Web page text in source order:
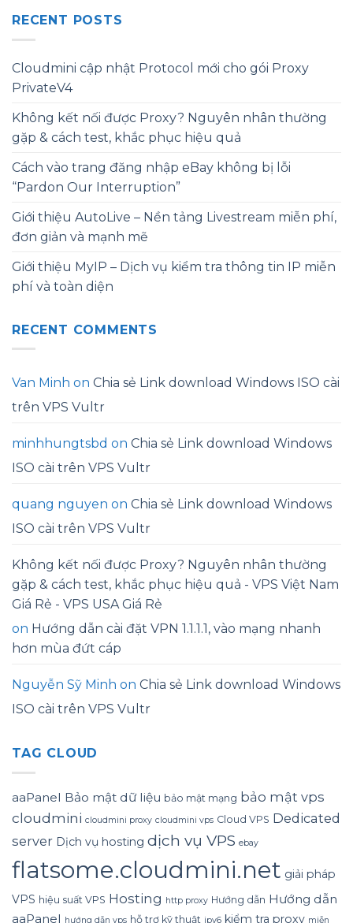
RECENT POSTS
Cloudmini cập nhật Protocol mới cho gói Proxy
PrivateV4
Không kết nối được Proxy? Nguyên nhân thường
gặp & cách test, khắc phục hiệu quả
Cách vào trang đăng nhập eBay không bị lỗi
“Pardon Our Interruption”
Giới thiệu AutoLive – Nền tảng Livestream miễn phí,
đơn giản và mạnh mẽ
Giới thiệu MyIP – Dịch vụ kiểm tra thông tin IP miễn
phí và toàn diện
RECENT COMMENTS
Van Minh on Chia sẻ Link download Windows ISO cài
trên VPS Vultr
minhhungtsbd on Chia sẻ Link download Windows
ISO cài trên VPS Vultr
quang nguyen on Chia sẻ Link download Windows
ISO cài trên VPS Vultr
Không kết nối được Proxy? Nguyên nhân thường
gặp & cách test, khắc phục hiệu quả - VPS Việt Nam
Giá Rẻ - VPS USA Giá Rẻ
on Hướng dẫn cài đặt VPN 1.1.1.1, vào mạng nhanh
hơn mùa đứt cáp
Nguyễn Sỹ Minh on Chia sẻ Link download Windows
ISO cài trên VPS Vultr
TAG CLOUD
aaPanel Bảo mật dữ liệu bảo mật mạng bảo mật vps
cloudmini cloudmini proxy cloudmini vps Cloud VPS Dedicated
server Dịch vụ hosting dịch vụ VPS ebay
flatsome.cloudmini.net giải pháp
VPS hiệu suất VPS Hosting http proxy Hướng dẫn Hướng dẫn
aaPanel hướng dẫn vps hỗ trợ kỹ thuật ipv6 kiểm tra proxy miễn